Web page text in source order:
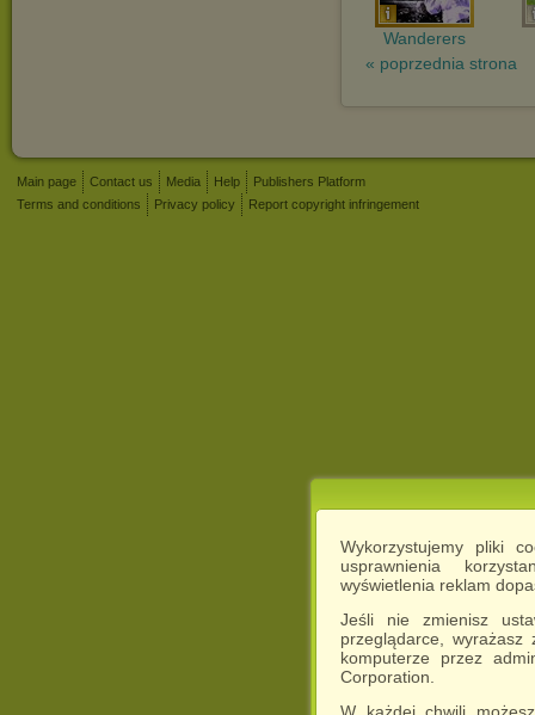
Wykorzystujemy pliki
usprawnienia
wyświetlenia reklam
Jeśli nie zmienisz
przeglądarce,
komputerze przez
Corporation.
Wanderers
« poprzednia strona
Main page Contact us Media Help
Publishers Platform
Terms and conditions
Privacy policy Report copyright infringement